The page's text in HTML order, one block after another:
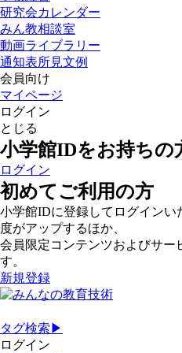
研究会カレンダー
みん教相談室
動画ライブラリー
通知表所見文例
会員向け
マイページ
ログイン
とじる
小学館IDをお持ちの
ログイン
初めてご利用の方
小学館IDに登録してログイン
度がアップするほか、
会員限定コンテンツおよびサー
す。
新規登録
タグ検索▶
ログイン